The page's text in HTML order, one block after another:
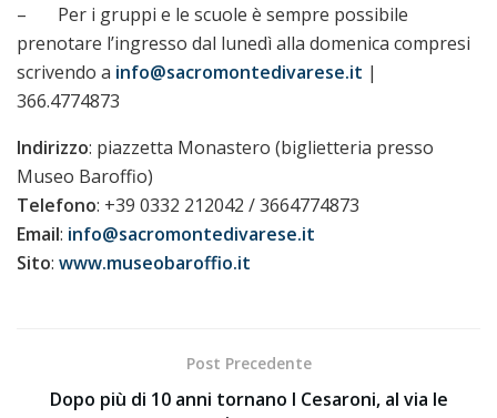
– Per i gruppi e le scuole è sempre possibile
prenotare l’ingresso dal lunedì alla domenica compresi
scrivendo a info@sacromontedivarese.it |
366.4774873
Indirizzo: piazzetta Monastero (biglietteria presso
Museo Baroffio)
Telefono: +39 0332 212042 / 3664774873
Email: info@sacromontedivarese.it
Sito: www.museobaroffio.it
Post Precedente
Dopo più di 10 anni tornano I Cesaroni, al via le